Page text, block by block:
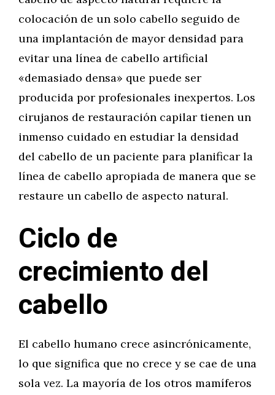
colocación de un solo cabello seguido de
una implantación de mayor densidad para
evitar una línea de cabello artificial
«demasiado densa» que puede ser
producida por profesionales inexpertos. Los
cirujanos de restauración capilar tienen un
inmenso cuidado en estudiar la densidad
del cabello de un paciente para planificar la
línea de cabello apropiada de manera que se
restaure un cabello de aspecto natural.
Ciclo de
crecimiento del
cabello
El cabello humano crece asincrónicamente,
lo que significa que no crece y se cae de una
sola vez. La mayoría de los otros mamíferos